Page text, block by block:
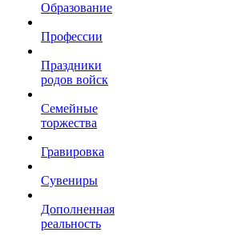
Образование
Профессии
Праздники
родов войск
Семейные
торжества
Гравировка
Сувениры
Дополненная
реальность